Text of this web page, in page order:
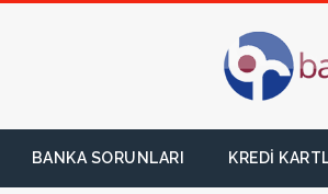
BANKA SORUNLARI KREDI